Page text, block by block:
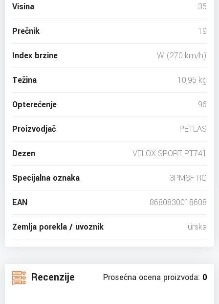
Visina 35
Prečnik 19
Index brzine W (270 km/h)
Težina 10,95 kg
Opterećenje 96
Proizvodjač PETLAS
Dezen VELOX SPORT PT741
Specijalna oznaka 3PMSF RG
EAN 8680830018608
Zemlja porekla / uvoznik Turska
Recenzije Prosečna ocena proizvoda: 0